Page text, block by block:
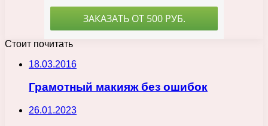
Стоит почитать
18.03.2016
Грамотный макияж без ошибок
26.01.2023